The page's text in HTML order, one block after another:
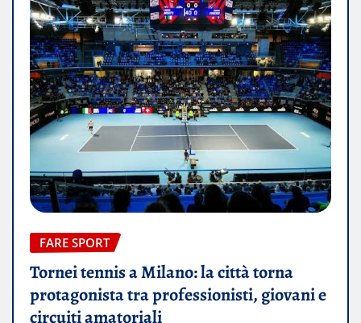
FARE SPORT
Tornei tennis a Milano: la città torna
protagonista tra professionisti, giovani e
circuiti amatoriali